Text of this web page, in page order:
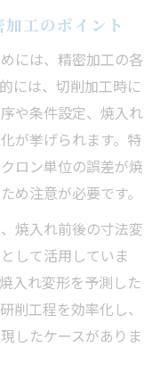
工のポイント
には、精密加工の各
には、切削加工時に
や条件設定、焼入れ
が挙げられます。特
ロン単位の誤差が焼
め注意が必要です。
焼入れ前後の寸法変
して活用していま
入れ変形を予測した
削工程を効率化し、
したケースがありま